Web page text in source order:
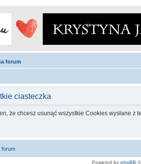
forum
ciasteczka
że chcesz usunąć wszystkie Cookies wysłane z
forum
Powered by phpBB